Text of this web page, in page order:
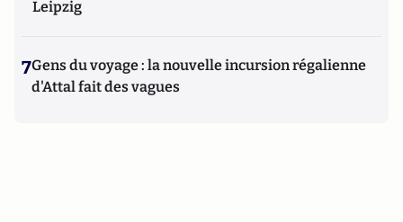
Leipzig
7Gens du voyage : la nouvelle incursion régalienne
d'Attal fait des vagues